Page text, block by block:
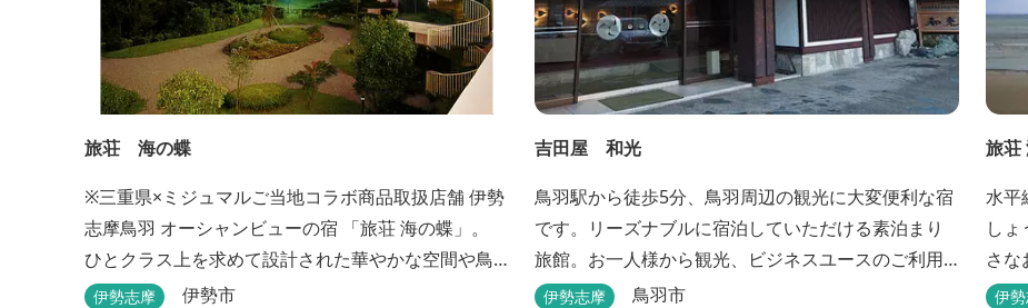
旅荘 海の蝶
※三重県×ミジュマルご当地コラボ商品取扱店舗 伊勢
志摩鳥羽 オーシャンビューの宿 「旅荘 海の蝶」。
ひとクラス上を求めて設計された華やかな空間や鳥
羽随一の景観など、上質な美味とおもてなしをお約
伊勢志摩 伊勢市
吉田屋 和光
鳥羽駅から徒歩5分、鳥羽周辺の観光に大変便利な宿
です。リーズナブルに宿泊していただける素泊まり
旅館。お一人様から観光、ビジネスユースのご利用
に便利です。
伊勢志摩 鳥羽市
旅
水平
し
さな
三重
伊